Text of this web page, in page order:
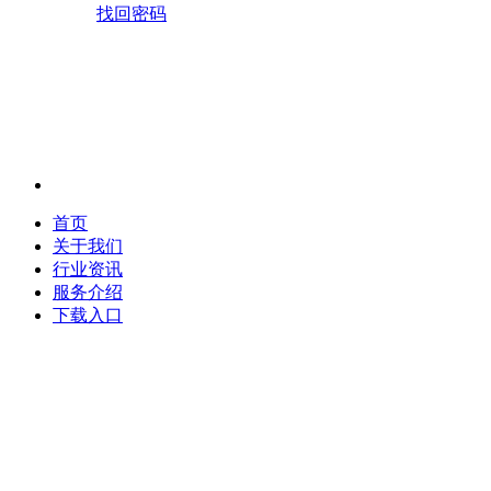
找回密码
首页
关于我们
行业资讯
服务介绍
下载入口